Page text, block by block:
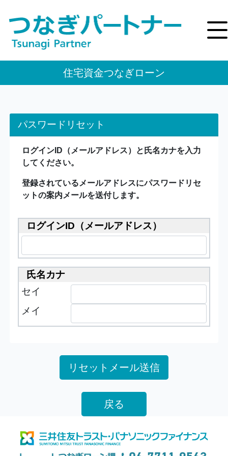
住宅資金つなぎローン
パスワードリセット
ログインID（メールアドレス）と氏名カナを入力
してください。
登録されているメールアドレスにパスワードリセ
ットの案内メールを送付します。
ログインID（メールアドレス）
氏名カナ
セイ
メイ
リセットメール送信
戻る